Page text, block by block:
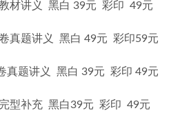
讲义  黑白 39元  彩印  49元
真题讲义  黑白 49元  彩印59元
题讲义  黑白 39元  彩印 49元
补充  黑白39元  彩印  49元